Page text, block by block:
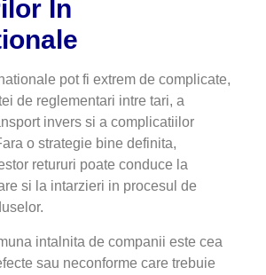
In
pot fi extrem de complicate,
de reglementari intre tari, a
invers si a complicatiilor
o strategie bine definita,
retururi poate conduce la
si la intarzieri in procesul de
intalnita de companii este cea
sau neconforme care trebuie